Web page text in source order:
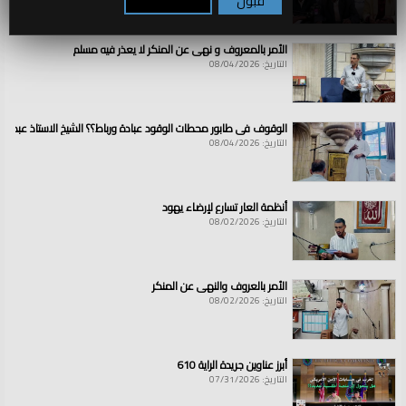
الأمر بالمعروف و نهي عن المنكر لا يعذر فيه مسلم
التاريخ: 08/04/2026
الوقوف في طابور محطات الوقود عبادة ورباط؟؟ الشيخ الاستاذ عبد
التاريخ: 08/04/2026
أنظمة العار تسارع لإرضاء يهود
التاريخ: 08/02/2026
الأمر بالعروف والنهي عن المنكر
التاريخ: 08/02/2026
أبرز عناوين جريدة الراية 610
التاريخ: 07/31/2026